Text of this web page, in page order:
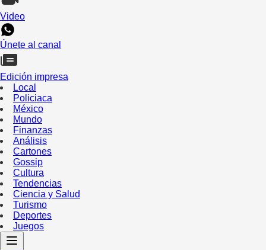
Video
Únete al canal
Edición impresa
Local
Policiaca
México
Mundo
Finanzas
Análisis
Cartones
Gossip
Cultura
Tendencias
Ciencia y Salud
Turismo
Deportes
Juegos